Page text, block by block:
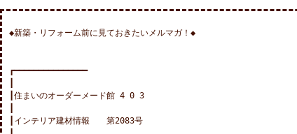
◆新築・リフォーム前に見ておきたいメルマガ！◆
┏━━━━━━━━━━━━━━━
┃住まいのオーダーメード館 4 0 3
┃インテリア建材情報　　第2083号